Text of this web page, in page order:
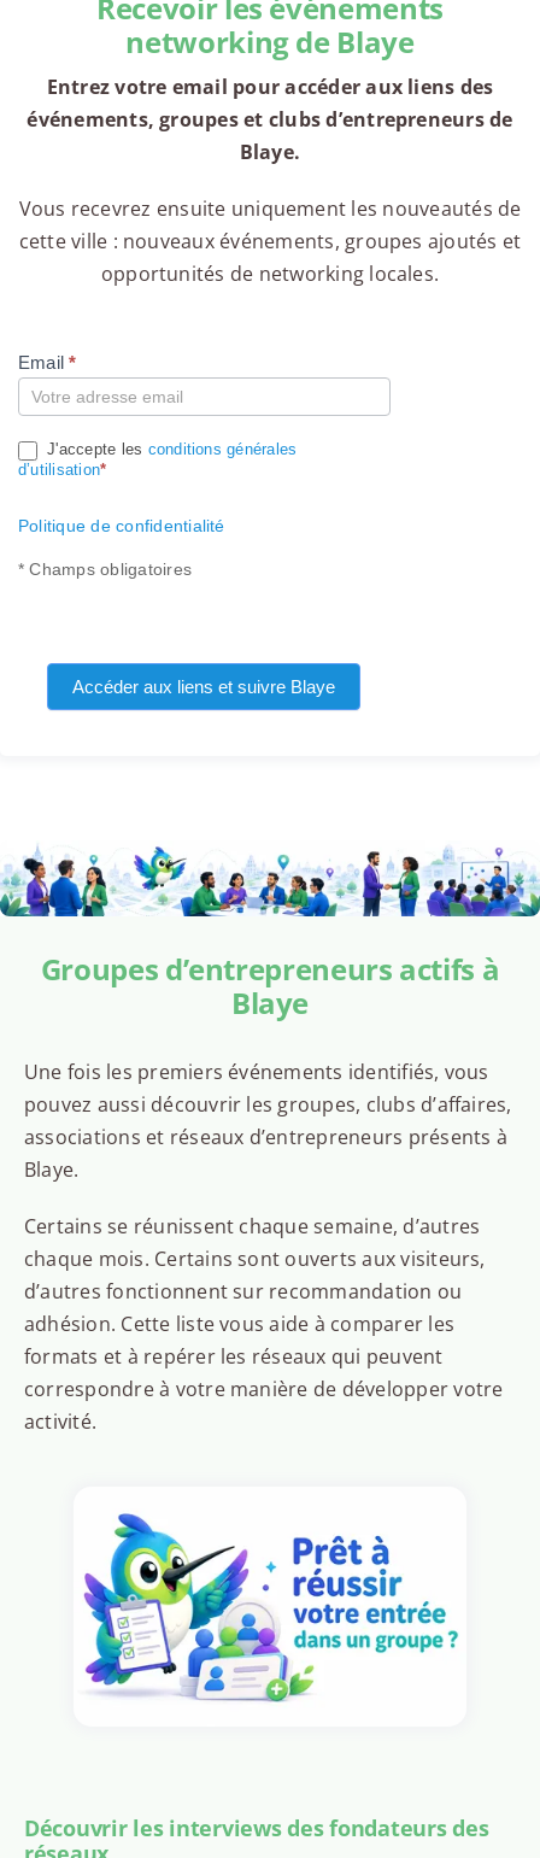
Recevoir les événements
networking de Blaye
Entrez votre email pour accéder aux liens des
événements, groupes et clubs d’entrepreneurs de
Blaye.
Vous recevrez ensuite uniquement les nouveautés de
cette ville : nouveaux événements, groupes ajoutés et
opportunités de networking locales.
Compte
Email*
J'accepte les conditions générales
d’utilisation*
Politique de confidentialité
* Champs obligatoires
Accéder aux liens et suivre Blaye
Groupes d’entrepreneurs actifs à
Blaye
Une fois les premiers événements identifiés, vous
pouvez aussi découvrir les groupes, clubs d’affaires,
associations et réseaux d’entrepreneurs présents à
Blaye.
Certains se réunissent chaque semaine, d’autres
chaque mois. Certains sont ouverts aux visiteurs,
d’autres fonctionnent sur recommandation ou
adhésion. Cette liste vous aide à comparer les
formats et à repérer les réseaux qui peuvent
correspondre à votre manière de développer votre
activité.
Découvrir les interviews des fondateurs des